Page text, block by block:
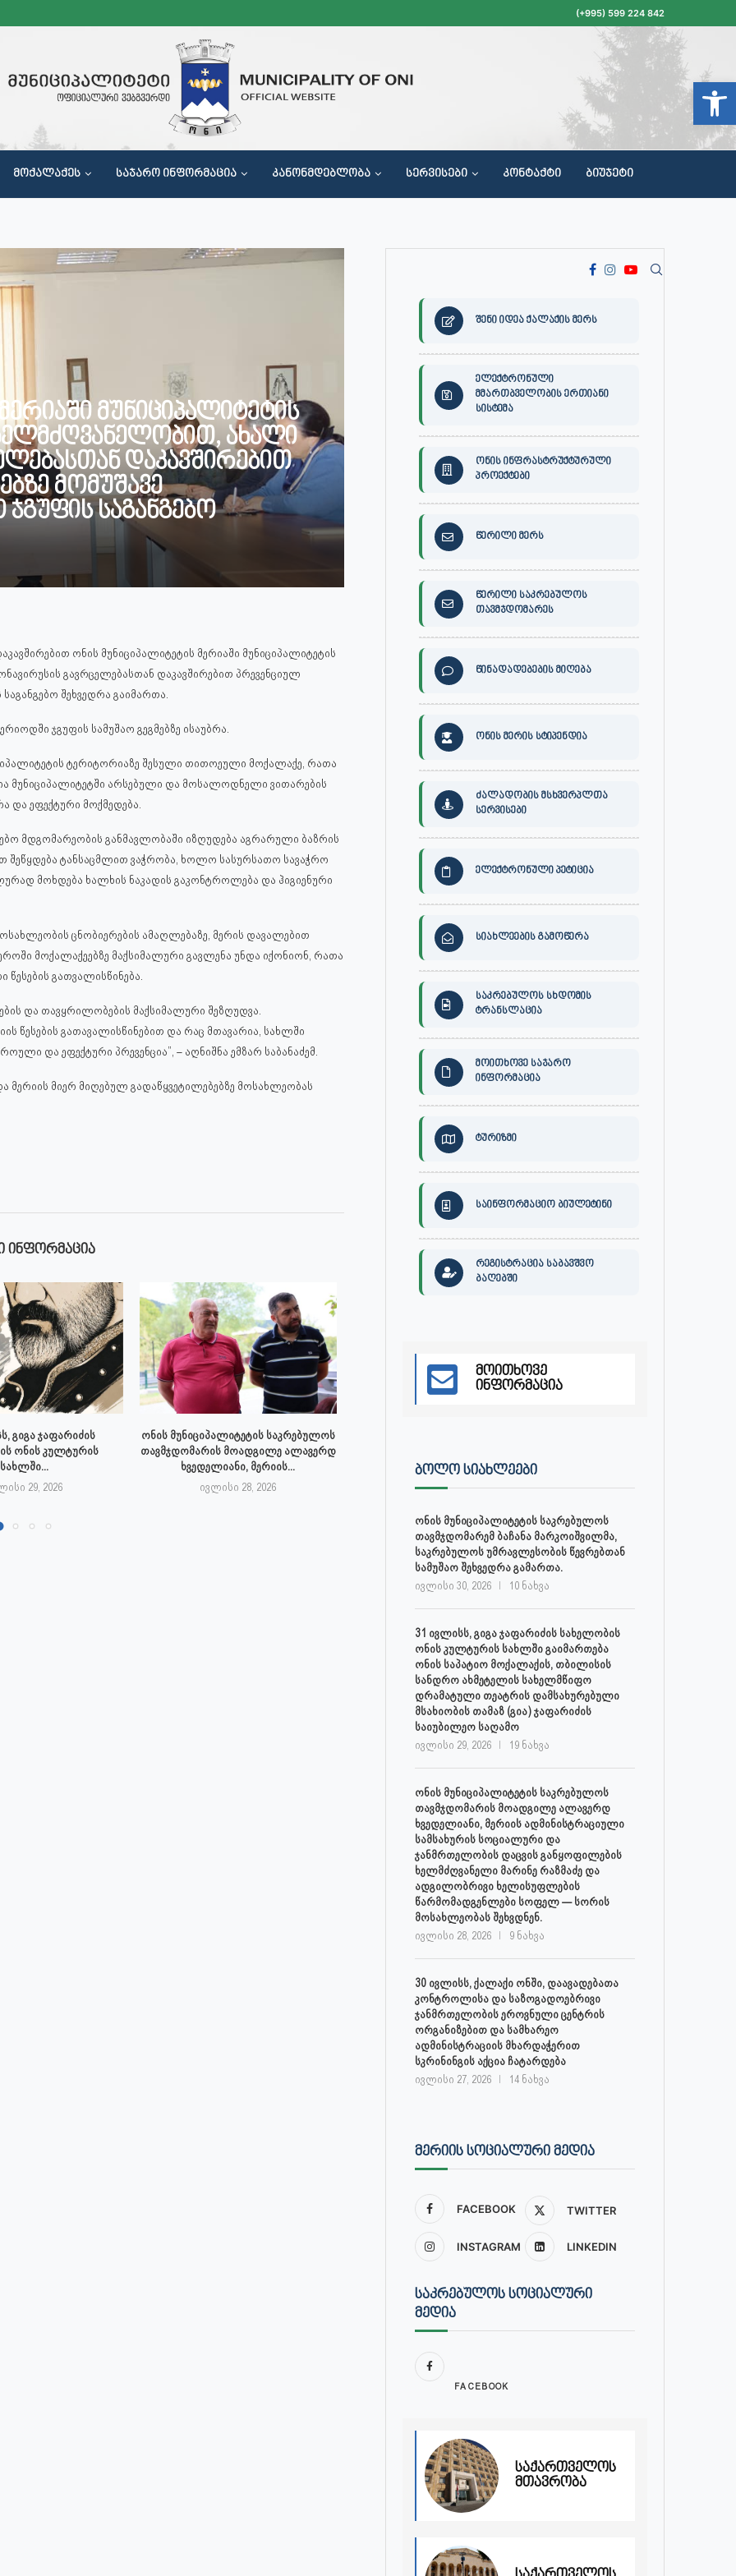
(+995) 599 224 842
ᲛᲝᲥᲐᲚᲐᲥᲔᲡ ᲡᲐᲯᲐᲠᲝ ᲘᲜᲤᲝᲠᲛᲐᲪᲘᲐ ᲙᲐᲜᲝᲜᲛᲓᲔᲑᲚᲝᲑᲐ ᲡᲔᲠᲕᲘᲡᲔᲑᲘ ᲙᲝᲜᲢᲐᲥᲢᲘ ᲑᲘᲣᲯᲔᲢᲘ
მუნიციპალიტეტის
ახალი
დაკავშირებით
მომუშავე
საგანგებო
ონის მუნიციპალიტეტის მერიაში მუნიციპალიტეტის
გავრცელებასთან დაკავშირებით პრევენციულ
შეხვედრა გაიმართა.
ჯგუფის სამუშაო გეგმებზე ისაუბრა.
ტერიტორიაზე შესული თითოეული მოქალაქე, რათა
მუნიციპალიტეტში არსებული და მოსალოდნელი ვითარების
და ეფექტური მოქმედება.
მდგომარეობის განმავლობაში იზღუდება აგრარული ბაზრის
შეწყდება ტანსაცმლით ვაჭრობა, ხოლო სასურსათო სავაჭრო
მოხდება ხალხის ნაკადის გაკონტროლება და ჰიგიენური
ცნობიერების ამაღლებაზე, მერის დავალებით
მოქალაქეებზე მაქსიმალური გავლენა უნდა იქონიონ, რათა
გათვალისწინება.
და თავყრილობების მაქსიმალური შეზღუდვა.
წესების გათავალისწინებით და რაც მთავარია, სახლში
და ეფექტური პრევენცია”, – აღნიშნა ემზარ საბანაძემ.
მერიის მიერ მიღებულ გადაწყვეტილებებზე მოსახლეობას
ᲘᲜᲤᲝᲠᲛᲐᲪᲘᲐ
გიგა ჯაფარიძის
ონის კულტურის
სახლში...
29, 2026
ონის მუნიციპალიტეტის საკრებულოს
თავმჯდომარის მოადგილე ალავერდ
ხვედელიანი, მერიის...
ივლისი 28, 2026
საზოგადოებრივი...
ივლისი 27, 2026 ივლისი 27, 2026
შენი იდეა ქალაქის მერს
ელექტრონული
მმართბველობის ერთიანი
სისტემა
ონის ინფრასტრუქტურული
პროექტები
წერილი მერს
წერილი საკრებულოს
თავმჯდომარეს
წინადადებების მიღება
ონის მერის სტიპენდია
ძალადობის მსხვერპლთა
სერვისები
ელექტრონული პეტიცია
სიახლეების გამოწერა
საკრებულოს სხდომის
ტრანსლაცია
მოითხოვე საჯარო
ინფორმაცია
ტურიზმი
საინფორმაციო ბიულეტინი
რეგისტრაცია საბავშვო
ბაღებში
მოითხოვე
ინფორმაცია
ᲑᲝᲚᲝ ᲡᲘᲐᲮᲚᲔᲔᲑᲘ
ონის მუნიციპალიტეტის საკრებულოს
თავმჯდომარემ ბაჩანა მარკოიშვილმა,
საკრებულოს უმრავლესობის წევრებთან
სამუშაო შეხვედრა გამართა.
ივლისი 30, 2026 10 ნახვა
31 ივლისს, გიგა ჯაფარიძის სახელობის
ონის კულტურის სახლში გაიმართება
ონის საპატიო მოქალაქის, თბილისის
სანდრო ახმეტელის სახელმწიფო
დრამატული თეატრის დამსახურებული
მსახიობის თამაზ (გია) ჯაფარიძის
საიუბილეო საღამო
ივლისი 29, 2026 19 ნახვა
ონის მუნიციპალიტეტის საკრებულოს
თავმჯდომარის მოადგილე ალავერდ
ხვედელიანი, მერიის ადმინისტრაციული
სამსახურის სოციალური და
ჯანმრთელობის დაცვის განყოფილების
ხელმძღვანელი მარინე რაზმაძე და
ადგილობრივი ხელისუფლების
წარმომადგენლები სოფელ — სორის
მოსახლეობას შეხვდნენ.
ივლისი 28, 2026 9 ნახვა
30 ივლისს, ქალაქი ონში, დაავადებათა
კონტროლისა და საზოგადოებრივი
ჯანმრთელობის ეროვნული ცენტრის
ორგანიზებით და სამხარეო
ადმინისტრაციის მხარდაჭერით
სკრინინგის აქცია ჩატარდება
ივლისი 27, 2026 14 ნახვა
ᲛᲔᲠᲘᲘᲡ ᲡᲝᲪᲘᲐᲚᲣᲠᲘ ᲛᲔᲓᲘᲐ
FACEBOOK TWITTER
INSTAGRAM LINKEDIN
ᲡᲐᲙᲠᲔᲑᲣᲚᲝᲡ ᲡᲝᲪᲘᲐᲚᲣᲠᲘ
ᲛᲔᲓᲘᲐ
FACEBOOK
საქართველოს
მთავრობა